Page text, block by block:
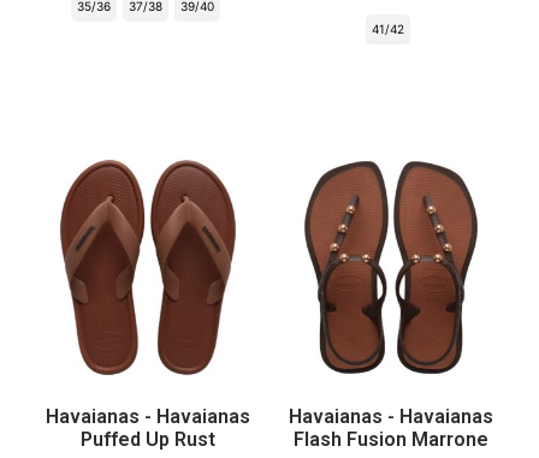
35/36 37/38 39/40
41/42
Havaianas - Havaianas
Puffed Up Rust
Havaianas - Havaianas
Flash Fusion Marrone